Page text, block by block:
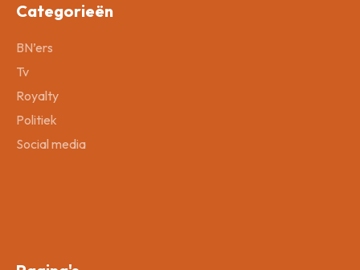
Categorieën
BN’ers
Tv
Royalty
Politiek
Social media